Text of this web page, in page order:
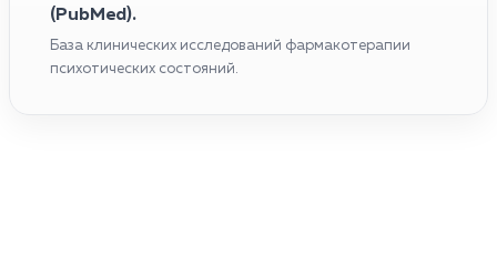
(PubMed).
База клинических исследований фармакотерапии
психотических состояний.